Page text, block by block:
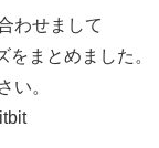
わせまして
まとめました。
い。